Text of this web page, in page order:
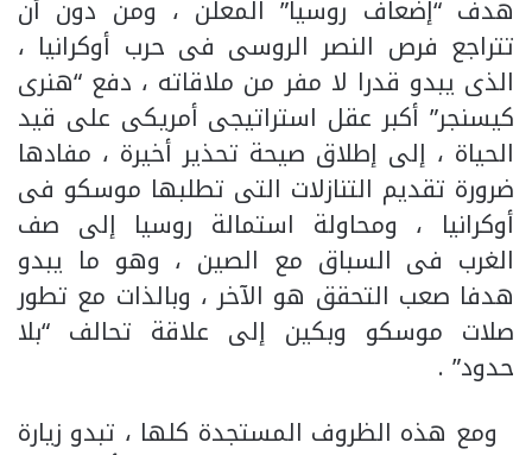
هدف “إضعاف روسيا” المعلن ، ومن دون أن
تتراجع فرص النصر الروسى فى حرب أوكرانيا ،
الذى يبدو قدرا لا مفر من ملاقاته ، دفع “هنرى
كيسنجر” أكبر عقل استراتيجى أمريكى على قيد
الحياة ، إلى إطلاق صيحة تحذير أخيرة ، مفادها
ضرورة تقديم التنازلات التى تطلبها موسكو فى
أوكرانيا ، ومحاولة استمالة روسيا إلى صف
الغرب فى السباق مع الصين ، وهو ما يبدو
هدفا صعب التحقق هو الآخر ، وبالذات مع تطور
صلات موسكو وبكين إلى علاقة تحالف “بلا
حدود” .
ومع هذه الظروف المستجدة كلها ، تبدو زيارة